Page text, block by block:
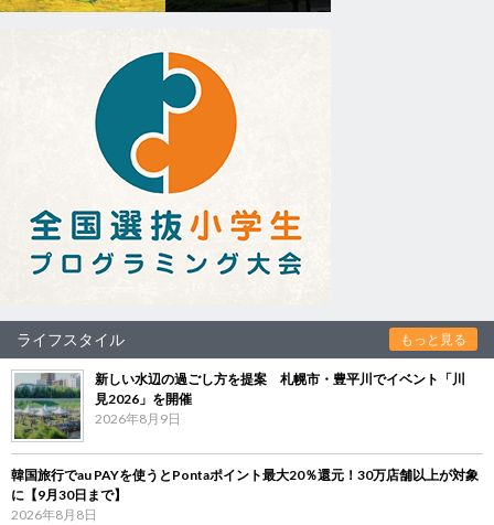
ライフスタイル もっと見る
新しい水辺の過ごし方を提案 札幌市・豊平川でイベント「川
見2026」を開催
2026年8月9日
韓国旅行でau PAYを使うとPontaポイント最大20％還元！30万店舗以上が対象
に【9月30日まで】
2026年8月8日